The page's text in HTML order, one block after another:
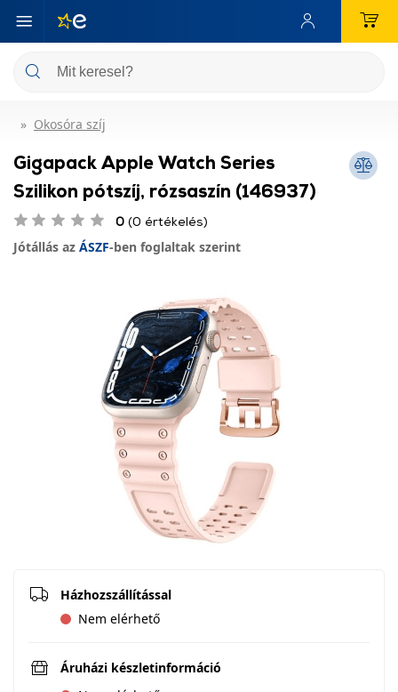
Okosóra szíj
Gigapack Apple Watch Series
Szilikon pótszíj, rózsaszín (146937)
0 (0 értékelés)
Jótállás az ÁSZF-ben foglaltak szerint
Házhozszállítással
Nem elérhető
Áruházi készletinformáció